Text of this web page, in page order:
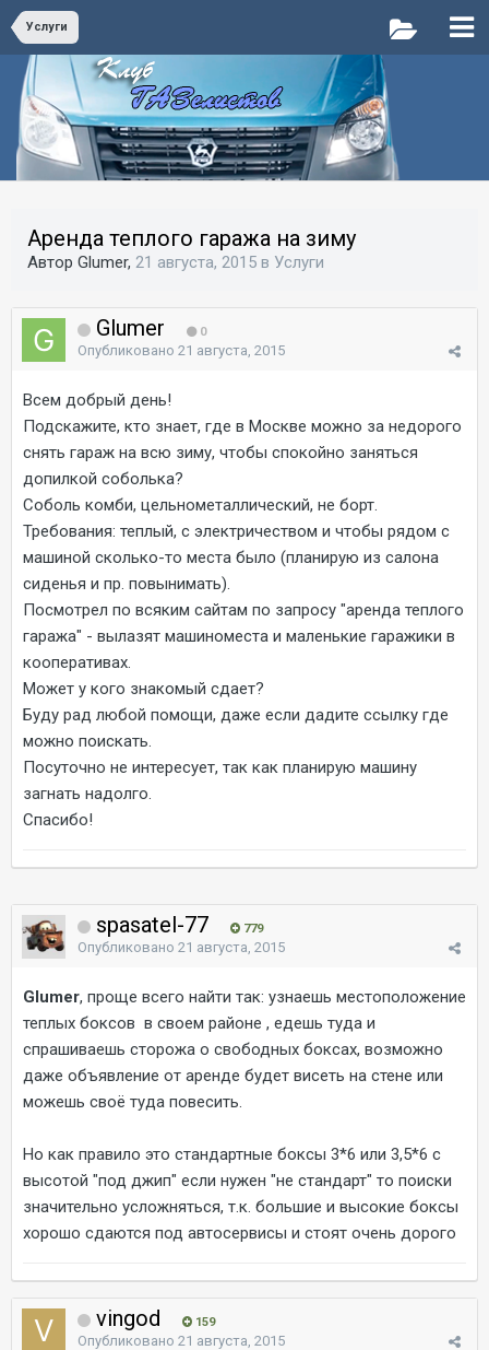
Услуги
Аренда теплого гаража на зиму
Автор Glumer, 21 августа, 2015 в Услуги
Glumer 0
Опубликовано 21 августа, 2015
Всем добрый день!
Подскажите, кто знает, где в Москве можно за недорого
снять гараж на всю зиму, чтобы спокойно заняться
допилкой соболька?
Соболь комби, цельнометаллический, не борт.
Требования: теплый, с электричеством и чтобы рядом с
машиной сколько-то места было (планирую из салона
сиденья и пр. повынимать).
Посмотрел по всяким сайтам по запросу "аренда теплого
гаража" - вылазят машиноместа и маленькие гаражики в
кооперативах.
Может у кого знакомый сдает?
Буду рад любой помощи, даже если дадите ссылку где
можно поискать.
Посуточно не интересует, так как планирую машину
загнать надолго.
Спасибо!
spasatel-77 779
Опубликовано 21 августа, 2015
Glumer, проще всего найти так: узнаешь местоположение
теплых боксов в своем районе , едешь туда и
спрашиваешь сторожа о свободных боксах, возможно
даже объявление от аренде будет висеть на стене или
можешь своё туда повесить.
Но как правило это стандартные боксы 3*6 или 3,5*6 с
высотой "под джип" если нужен "не стандарт" то поиски
значительно усложняться, т.к. большие и высокие боксы
хорошо сдаются под автосервисы и стоят очень дорого
vingod 159
Опубликовано 21 августа, 2015